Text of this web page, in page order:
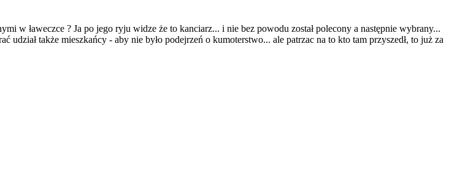
w ławeczce ? Ja po jego ryju widze że to kanciarz... i nie bez powodu został polecony a następnie wybrany...
także mieszkańcy - aby nie było podejrzeń o kumoterstwo... ale patrzac na to kto tam przyszedł, to już za